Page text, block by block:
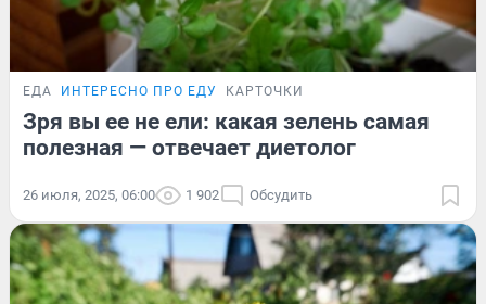
ЕДА ИНТЕРЕСНО ПРО ЕДУ КАРТОЧКИ
Зря вы ее не ели: какая зелень самая
полезная — отвечает диетолог
26 июля, 2025, 06:00 1 902 Обсудить